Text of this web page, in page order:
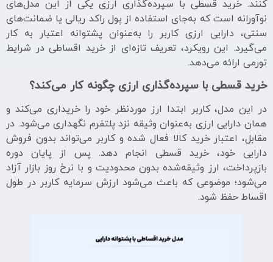
کنند. خرید قسطی با سپرده‌گذاری ارزی یکی از این مدل‌های
نوآورانه است که به‌جای استفاده از پول راکد ریالی یا ضمانت‌های
سنتی، دارایی ارزی کاربر را به‌عنوان پشتوانه اعتبار به کار
می‌گیرد. این رویکرد، تعریف تازه‌ای از خرید اقساطی در شرایط
تورمی ارائه می‌دهد.
خرید قسطی با سپرده‌گذاری ارزی چگونه کار می‌کند؟
در این مدل، کاربر ابتدا ارز موردنظر خود را خریداری می‌کند و
همان دارایی ارزی به‌عنوان وثیقه نزد پلتفرم نگهداری می‌شود. در
مقابل، اعتبار خرید کالا فعال شده و کاربر می‌تواند بدون فروش
دارایی خود، خرید قسطی انجام دهد. پس از پایان دوره
بازپرداخت، ارز وثیقه‌شده بدون محدودیت و با نرخ روز بازار آزاد
می‌شود؛ موضوعی که باعث می‌شود ارزش سرمایه کاربر در طول
اقساط حفظ شود.